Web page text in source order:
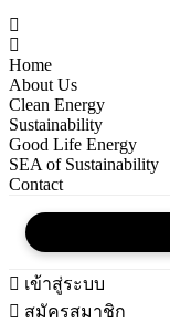
Home
About Us
Clean Energy
Sustainability
Good Life Energy
SEA of Sustainability
Contact
เข้าสู่ระบบ
สมัครสมาชิก